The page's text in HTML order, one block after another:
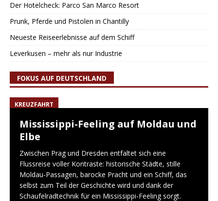
Der Hotelcheck: Parco San Marco Resort
Prunk, Pferde und Pistolen in Chantilly
Neueste Reiseerlebnisse auf dem Schiff
Leverkusen – mehr als nur Industrie
FOKUS AUF DEUTSCHLAND
KREUZFAHRT
Mississippi-Feeling auf Moldau und
Elbe
Zwischen Prag und Dresden entfaltet sich eine
Flussreise voller Kontraste: historische Städte, stille
Moldau-Passagen, barocke Pracht und ein Schiff, das
selbst zum Teil der Geschichte wird und dank der
Schaufelradtechnik für ein Mississippi-Feeling sorgt.